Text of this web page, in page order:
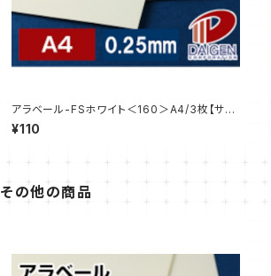
アラベール-FSホワイト＜160＞A4/3枚【サン
プル販売】
¥110
その他の商品